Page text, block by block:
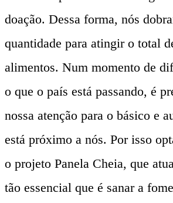
doação. Dessa forma, nós
quantidade para atingir o total
alimentos. Num momento de
o que o país está passando, é
nossa atenção para o básico e
está próximo a nós. Por isso
o projeto Panela Cheia, que
tão essencial que é sanar a